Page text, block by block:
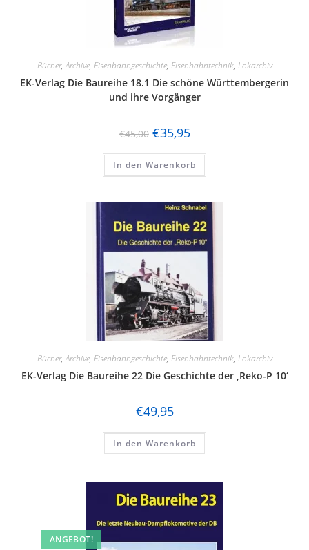
Bücher,Archive, Eisenbahngeschichte, Eisenbahntechnik, Lokarchiv
EK-Verlag Die Baureihe 18.1 Die schöne Württembergerin
und ihre Vorgänger
€45,00 €35,95
In den Warenkorb
Bücher,Archive, Eisenbahngeschichte, Eisenbahntechnik, Lokarchiv
EK-Verlag Die Baureihe 22 Die Geschichte der ‚Reko-P 10‘
€49,95
In den Warenkorb
ANGEBOT!